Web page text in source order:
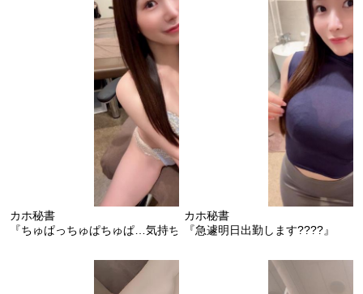
カホ秘書
『ちゅぱっちゅぱちゅぱ…気持ちいい…』
カホ秘書
『急遽明日出勤します????』